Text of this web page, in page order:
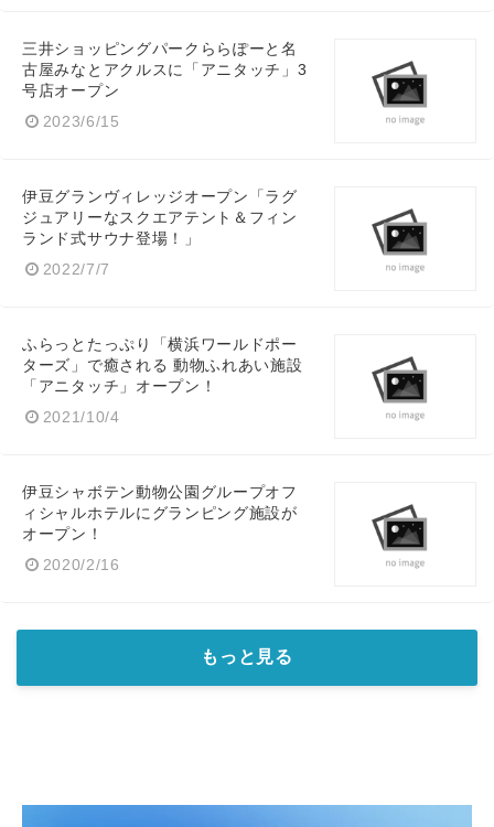
三井ショッピングパークららぽーと名
古屋みなとアクルスに「アニタッチ」3
号店オープン
2023/6/15
伊豆グランヴィレッジオープン「ラグ
ジュアリーなスクエアテント＆フィン
ランド式サウナ登場！」
2022/7/7
ふらっとたっぷり「横浜ワールドポー
ターズ」で癒される 動物ふれあい施設
「アニタッチ」オープン！
2021/10/4
伊豆シャボテン動物公園グループオフ
ィシャルホテルにグランピング施設が
オープン！
2020/2/16
もっと見る